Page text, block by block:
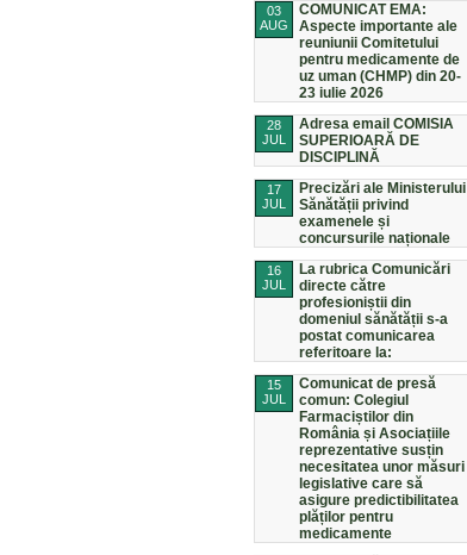
03
AUG
COMUNICAT EMA:
Aspecte importante ale
reuniunii Comitetului
pentru medicamente de
uz uman (CHMP) din 20-
23 iulie 2026
28
JUL
Adresa email COMISIA
SUPERIOARĂ DE
DISCIPLINĂ
17
JUL
Precizări ale Ministerului
Sănătății privind
examenele și
concursurile naționale
16
JUL
La rubrica Comunicări
directe către
profesioniștii din
domeniul sănătății s-a
postat comunicarea
referitoare la:
15
JUL
Comunicat de presă
comun: Colegiul
Farmaciștilor din
România și Asociațiile
reprezentative susțin
necesitatea unor măsuri
legislative care să
asigure predictibilitatea
plăților pentru
medicamente